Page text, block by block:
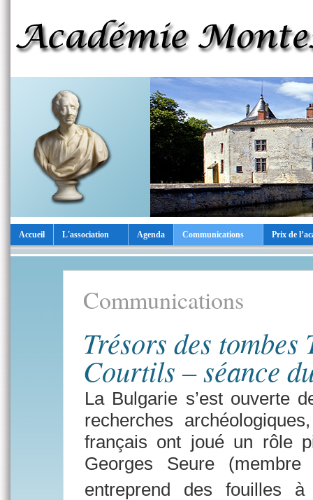
Accueil L'association Agenda Communications Prix de
Communications
Trésors des
Courtils – séance
La Bulgarie s’est ouverte
recherches
français ont joué un rôle
Georges Seure (membre
entreprend des fouilles